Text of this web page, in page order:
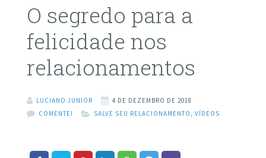
O segredo para a
felicidade nos
relacionamentos
LUCIANO JUNIOR
4 DE DEZEMBRO DE 2018
COMENTE!
SALVE SEU RELACIONAMENTO VÍDEOS